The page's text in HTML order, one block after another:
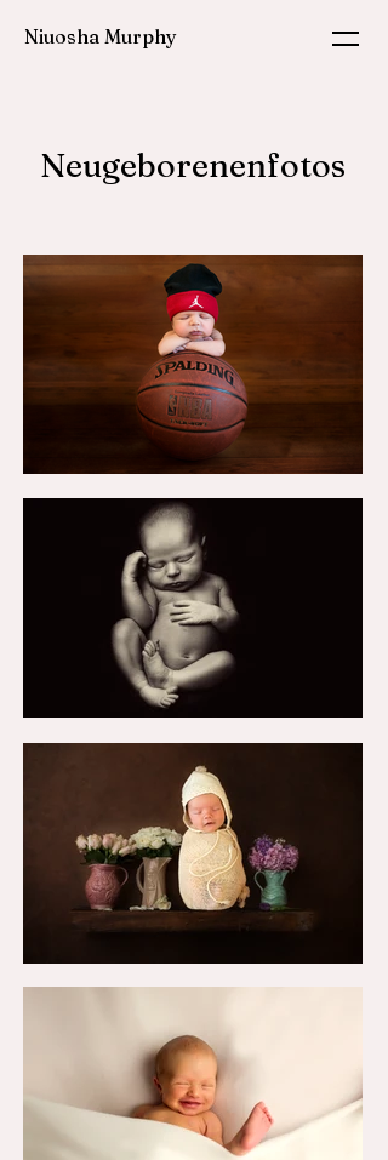
Niuosha Murphy
Neugeborenenfotos